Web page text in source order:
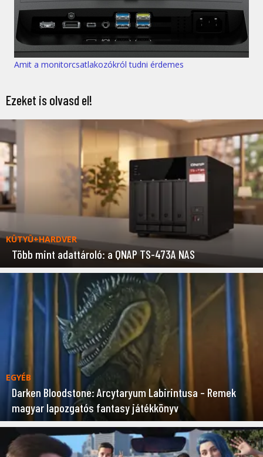
Amit a monitorcsatlakozókról tudni érdemes
Ezeket is olvasd el!
KÜTYÜ+HARDVER
Több mint adattároló: a QNAP TS-473A NAS
EGYÉB
Darken Bloodstone: Arcytaryum Labirintusa – Remek
magyar lapozgatós fantasy játékkönyv